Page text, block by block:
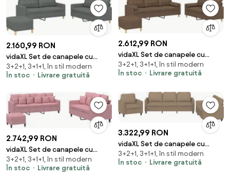
2.160,99 RON
vidaXL Set de canapele cu
perne, 3 piese, gri închis, textil
3+2+1, 3+1+1, în stil modern
În stoc
Livrare gratuită
2.612,99 RON
vidaXL Set de canapele cu
perne, 3 piese, maro, textil
3+2+1, 3+1+1, în stil modern
În stoc
Livrare gratuită
2.742,99 RON
vidaXL Set de canapele cu
perne, 3 piese, roz, catifea
3+2+1, 3+1+1, în stil modern
În stoc
Livrare gratuită
3.322,99 RON
vidaXL Set de canapele cu
perne, 3 piese, cappuccino,
piele ecologică
3+2+1, 3+1+1, în stil modern
În stoc
Livrare gratuită